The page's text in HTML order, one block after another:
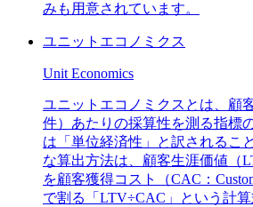
みも用意されています。
ユニットエコノミクス
Unit Economics
ユニットエコノミクスとは、顧
件）あたりの採算性を測る指標
は「単位経済性」と訳されるこ
な算出方法は、顧客生涯価値（
を顧客獲得コスト（CAC：
で割る「LTV÷CAC」という計